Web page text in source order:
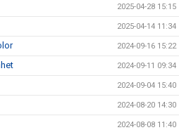
2025-04-28 15:15
2025-04-14 11:34
2024-09-16 15:22
2024-09-11 09:34
2024-09-04 15:40
2024-08-20 14:30
2024-08-08 11:40